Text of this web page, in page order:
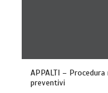
APPALTI –
preventivi